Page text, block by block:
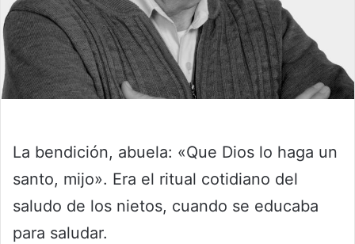
La bendición, abuela: «Que Dios lo haga un
santo, mijo». Era el ritual cotidiano del
saludo de los nietos, cuando se educaba
para saludar.